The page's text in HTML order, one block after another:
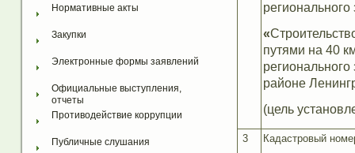
Нормативные акты
Закупки
Электронные формы заявлений
Официальные выступления,
отчеты
Противодействие коррупции
Публичные слушания
регионального
«
путями на 40
районе
(цель
3 Кадастровый